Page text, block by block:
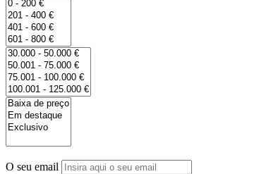
O seu email